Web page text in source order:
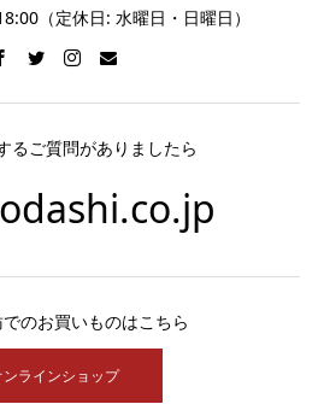
（定休日: 水曜日・日曜日）
るご質問がありましたら
のお買いものはこちら
ンラインショップ